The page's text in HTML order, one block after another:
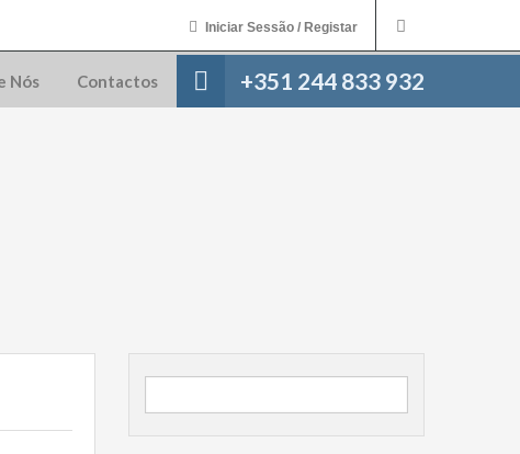
Iniciar Sessão / Registar
+351 244 833 932
Nós Contactos